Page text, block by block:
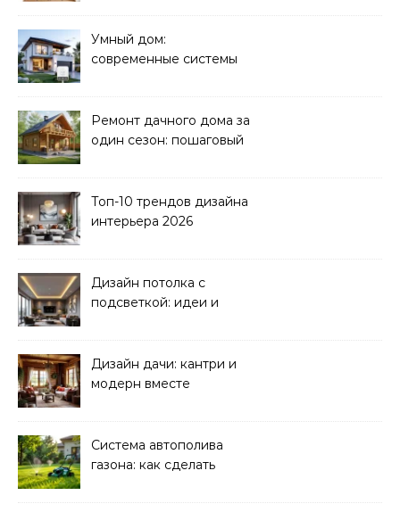
Умный дом:
современные системы
Ремонт дачного дома за
один сезон: пошаговый
Топ-10 трендов дизайна
интерьера 2026
Дизайн потолка с
подсветкой: идеи и
Дизайн дачи: кантри и
модерн вместе
Система автополива
газона: как сделать